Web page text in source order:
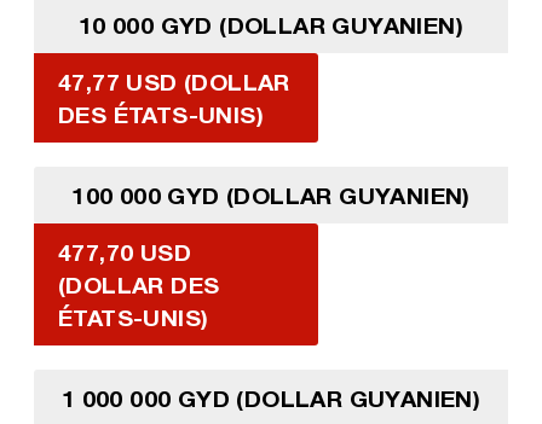
10 000 GYD (DOLLAR GUYANIEN)
47,77 USD (DOLLAR
DES ÉTATS-UNIS)
100 000 GYD (DOLLAR GUYANIEN)
477,70 USD
(DOLLAR DES
ÉTATS-UNIS)
1 000 000 GYD (DOLLAR GUYANIEN)